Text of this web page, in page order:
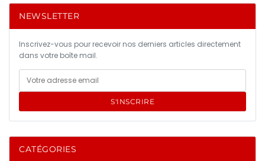
NEWSLETTER
Inscrivez-vous pour recevoir nos derniers articles directement
dans votre boîte mail.
S'INSCRIRE
CATÉGORIES